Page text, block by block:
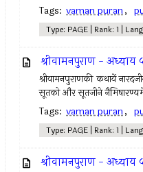
Tags: vaman puran,
Type: PAGE | Rank: 1 |
श्रीवामनपुराण - अध्याय
श्रीवामनपुराणकी कथायें
सूतको और सूतजीने
Tags: vaman puran,
Type: PAGE | Rank: 1 |
श्रीवामनपुराण - अध्याय